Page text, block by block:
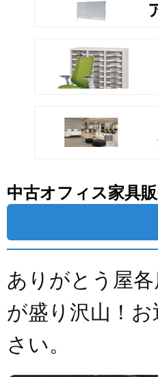
中古オフィス家具
ありがとう屋
が盛り沢山！
さい。